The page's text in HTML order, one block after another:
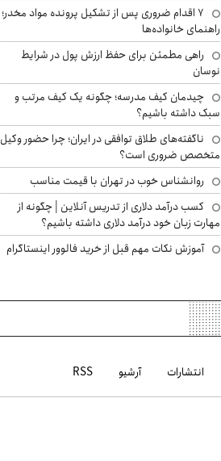
۷ اقدام ضروری پس از تشکیل پرونده مواد مخدر؛
راهنمای خانواده‌ها
راهی مطمئن برای حفظ ارزش پول در شرایط
نوسان
چیدمان کیف مدرسه؛ چگونه یک کیف مرتب و
سبک داشته باشیم؟
ناگفته‌های طلاق توافقی در ایران؛ چرا حضور وکیل
متخصص ضروری است؟
روانشناس خوب در تهران با قیمت مناسب
کسب درآمد دلاری از تدریس آنلاین | چگونه از
مهارت زبان خود درآمد دلاری داشته باشیم؟
آموزش نکات مهم قبل از خرید فالوور اینستاگرام
انتشارات آرشیو RSS